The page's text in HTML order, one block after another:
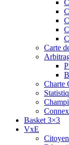
Carte
Charte
Basket 3×3
VxE
Citoyen